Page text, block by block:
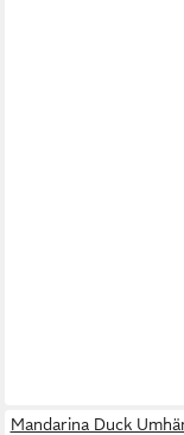
Mandarina Duck